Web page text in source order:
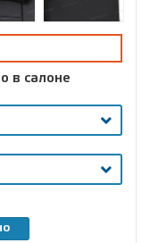
в салоне